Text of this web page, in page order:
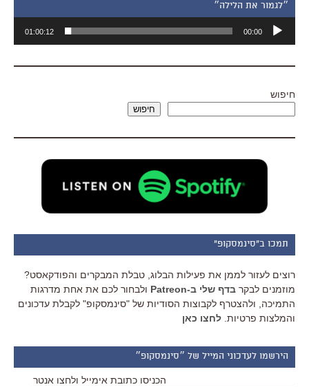
״לגמור את הלילה״
אודיו
00:00
01:00:12
חיפוש
חיפוש
תמכו ב"סינמסקופ"
רוצים לעזור לממן את פעילות הבלוג, טבלת המבקרים והפודקאסט?
מוזמנים לבקר בדף שלי ב-Patreon
ולבחור לכם את אחת מדרגות
התמיכה, ולהצטרף לקבוצות הסודיות של "סינמסקופ" לקבלת עדכונים
והמלצות פרטיות. לחצו כאן
הירשמו לעדכוני המייל של ״סינמסקופ״
הכניסו כתובת אימייל ולחצו אנטר